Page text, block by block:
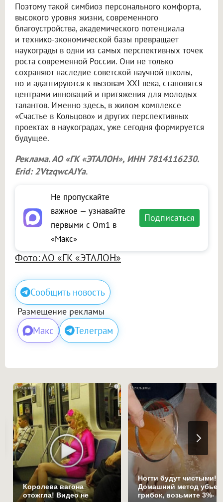
Поэтому такой симбиоз персонального комфорта,
высокого уровня жизни, современного
благоустройства, академического потенциала
и технико-экономической базы превращает
наукограды в одни из самых перспективных точек
роста современной России. Они не только
сохраняют наследие советской научной школы,
но и адаптируются к вызовам XXI века, становятся
центрами инноваций и притяжения для молодых
талантов. Именно здесь, в жилом комплексе
«Счастье в Кольцово» и других перспективных
проектах в наукоградах, уже сегодня формируется
будущее.
Реклама. АО «ГК «ЭТАЛОН», ИНН 7814116230.
Erid: 2VtzqwcAJYa.
Не пропускайте
важное — узнавайте
первыми с Om1 в
«Макс»
Подписаться
Фото: АО «ГК «ЭТАЛОН»
Сообщить новость
Размещение рекламы
Макс Телеграм
i
Королева вагона
отожгла! Видео не
Ногти будут чистыми!
Домашний метод убьет
грибок, возьмите 3%-